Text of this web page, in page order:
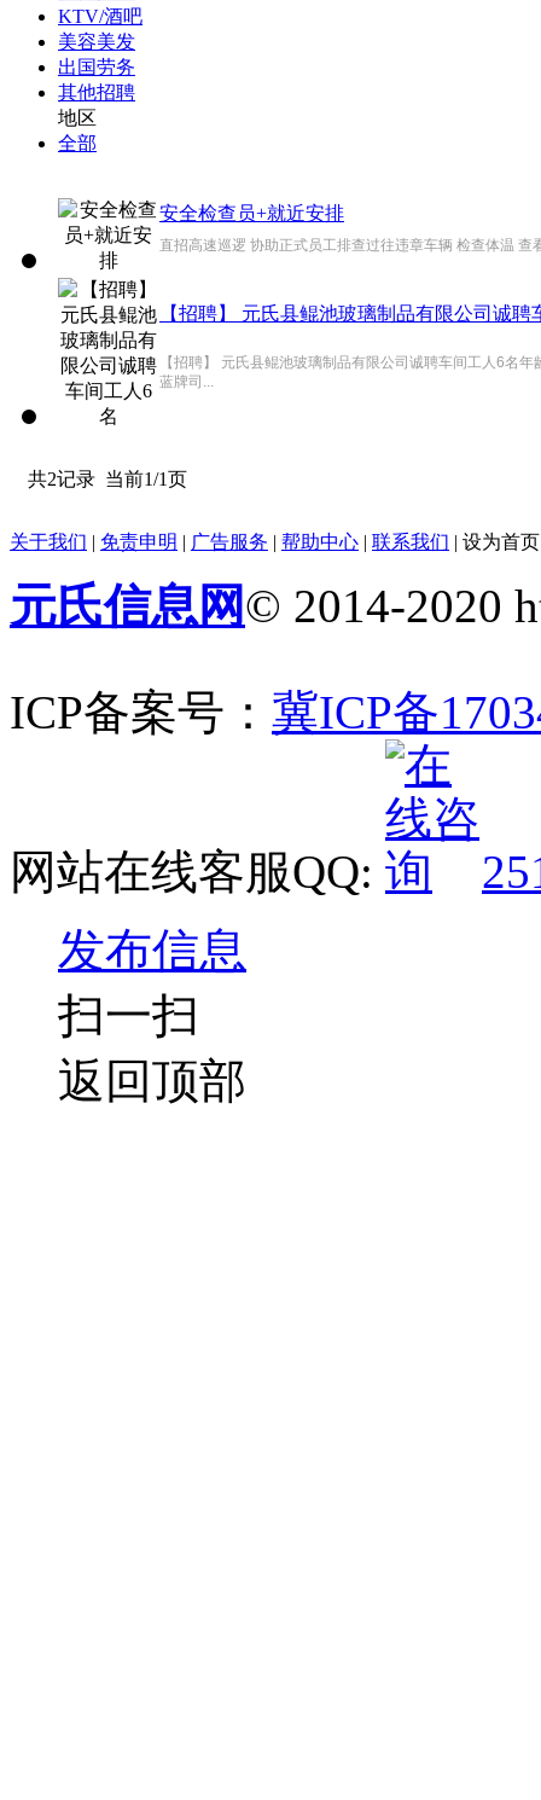
KTV/酒吧
美容美发
出国劳务
其他招聘
地区
全部
安全检查员+就近安排
直招高速巡逻 协助正式员工排查过往违章车辆 检查体温
【招聘】 元氏县鲲池玻璃制品有限公司诚聘
【招聘】 元氏县鲲池玻璃制品有限公司诚聘车间工人6名
蓝牌司...
共2记录 当前1/1页
关于我们 | 免责申明 | 广告服务 | 帮助中心 | 联系我们 | 设为首页
元氏信息网© 2014-2020
ICP备案号： 冀ICP备
网站在线客服QQ:
发布信息
扫一扫
返回顶部